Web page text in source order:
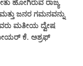
ಹೋಗಿರುವ ರಾಜ್ಯ
ಮತ್ತು ಜನರ ಗಮನವನ್ನು
ಮತೀಯ ದ್ವೇಷ
ಮೇಯರ್ ಕೆ. ಅಶ್ರಫ್